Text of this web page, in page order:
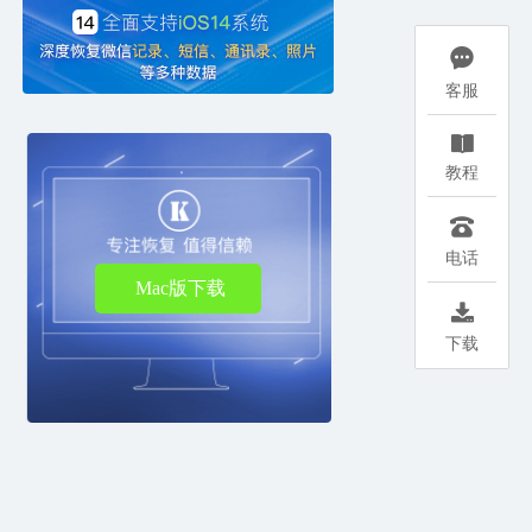
Mac版下载

客服

教程

电话

下载